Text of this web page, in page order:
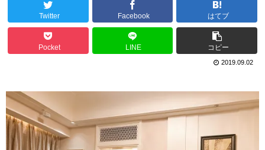
Twitter Facebook はてブ
Pocket LINE コピー
2019.09.02